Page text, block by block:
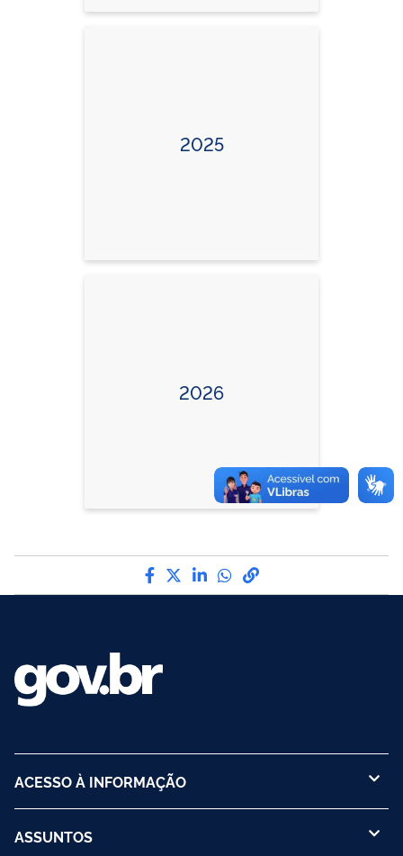
2025
2026
Compartilhe por Facebook
Compartilhe por Twitter
Compartilhe por
Compartilhe por
link para Copiar
ACESSO À INFORMAÇÃO
ASSUNTOS